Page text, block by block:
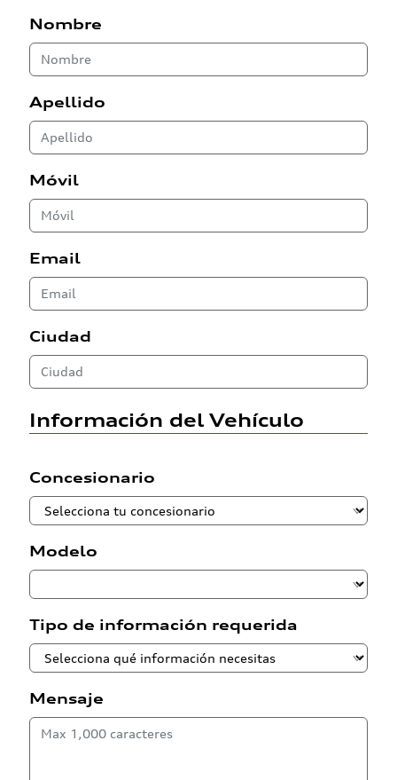
Nombre
Apellido
Móvil
Email
Ciudad
Información del Vehículo
Concesionario
Modelo
Tipo de información requerida
Mensaje